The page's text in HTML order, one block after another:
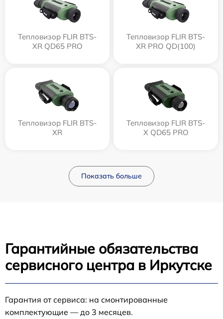
Тепловизор FLIR BTS-
XR QD65 PRO
Тепловизор FLIR BTS-
XR PRO QD(100)
Тепловизор FLIR BTS-
XR
Тепловизор FLIR BTS-
X QD65 PRO
Показать больше
Гарантийные обязательства
сервисного центра в Иркутске
Гарантия от сервиса: на смонтированные
комплектующие — до 3 месяцев.